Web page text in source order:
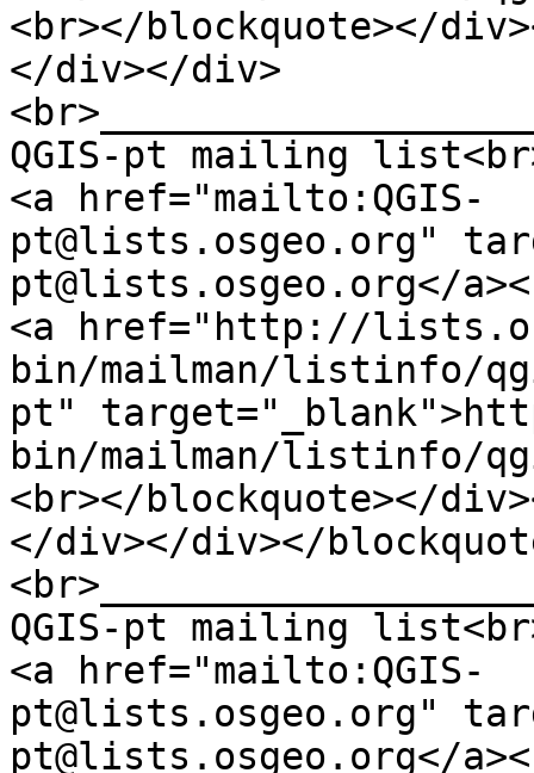
<br></blockquote></
</div></div>
QGIS-pt mailing
<a href="mailto:QGIS-
pt@lists.osgeo.org"
pt@lists.osgeo.org</
<a href="http://
bin/mailman/listinfo/
pt"
bin/mailman/listinfo/
<br></blockquote></
</div></div></
QGIS-pt mailing
<a href="mailto:QGIS-
pt@lists.osgeo.org"
pt@lists.osgeo.org</